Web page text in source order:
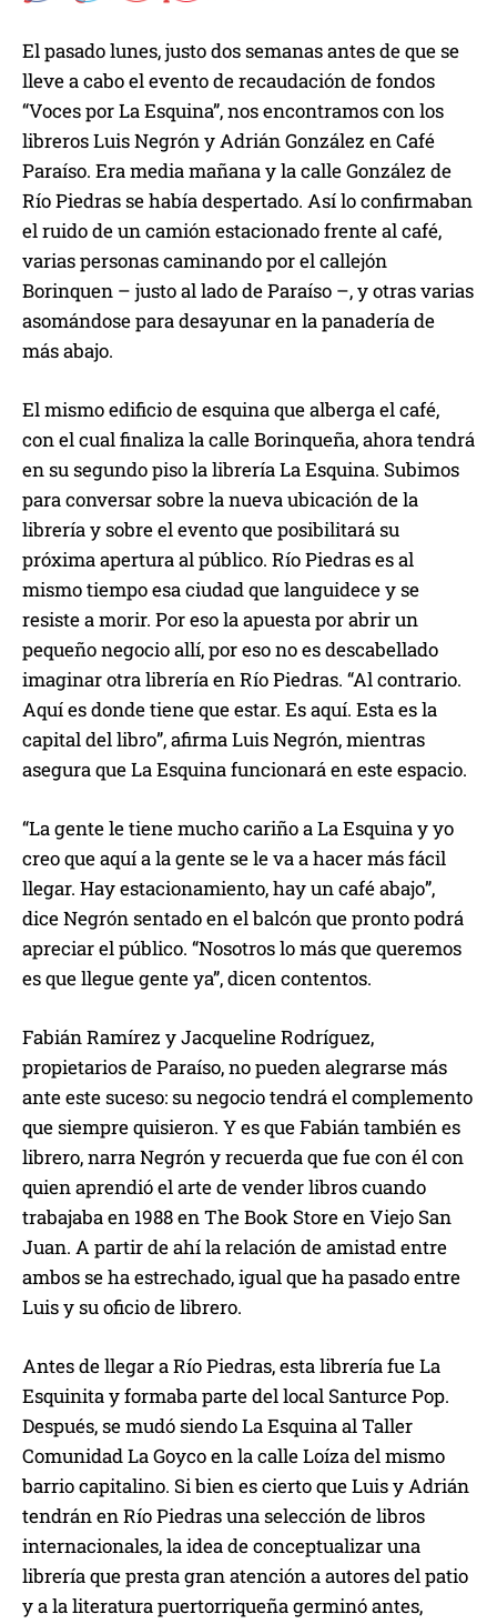
El pasado lunes, justo dos semanas antes de que se
lleve a cabo el evento de recaudación de fondos
“Voces por La Esquina”, nos encontramos con los
libreros Luis Negrón y Adrián González en Café
Paraíso. Era media mañana y la calle González de
Río Piedras se había despertado. Así lo confirmaban
el ruido de un camión estacionado frente al café,
varias personas caminando por el callejón
Borinquen – justo al lado de Paraíso –, y otras varias
asomándose para desayunar en la panadería de
más abajo.
El mismo edificio de esquina que alberga el café,
con el cual finaliza la calle Borinqueña, ahora tendrá
en su segundo piso la librería La Esquina. Subimos
para conversar sobre la nueva ubicación de la
librería y sobre el evento que posibilitará su
próxima apertura al público. Río Piedras es al
mismo tiempo esa ciudad que languidece y se
resiste a morir. Por eso la apuesta por abrir un
pequeño negocio allí, por eso no es descabellado
imaginar otra librería en Río Piedras. “Al contrario.
Aquí es donde tiene que estar. Es aquí. Esta es la
capital del libro”, afirma Luis Negrón, mientras
asegura que La Esquina funcionará en este espacio.
“La gente le tiene mucho cariño a La Esquina y yo
creo que aquí a la gente se le va a hacer más fácil
llegar. Hay estacionamiento, hay un café abajo”,
dice Negrón sentado en el balcón que pronto podrá
apreciar el público. “Nosotros lo más que queremos
es que llegue gente ya”, dicen contentos.
Fabián Ramírez y Jacqueline Rodríguez,
propietarios de Paraíso, no pueden alegrarse más
ante este suceso: su negocio tendrá el complemento
que siempre quisieron. Y es que Fabián también es
librero, narra Negrón y recuerda que fue con él con
quien aprendió el arte de vender libros cuando
trabajaba en 1988 en The Book Store en Viejo San
Juan. A partir de ahí la relación de amistad entre
ambos se ha estrechado, igual que ha pasado entre
Luis y su oficio de librero.
Antes de llegar a Río Piedras, esta librería fue La
Esquinita y formaba parte del local Santurce Pop.
Después, se mudó siendo La Esquina al Taller
Comunidad La Goyco en la calle Loíza del mismo
barrio capitalino. Si bien es cierto que Luis y Adrián
tendrán en Río Piedras una selección de libros
internacionales, la idea de conceptualizar una
librería que presta gran atención a autores del patio
y a la literatura puertorriqueña germinó antes,